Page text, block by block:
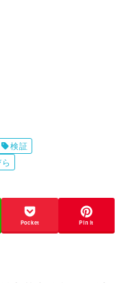
検証
Pocket Pin it